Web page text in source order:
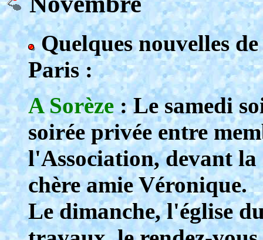
Quelques nouvelles
Paris :
A Sorèze: Le samedi
soirée privée entre
l'Association, devant la
chère amie Véronique.
Le dimanche, l'église